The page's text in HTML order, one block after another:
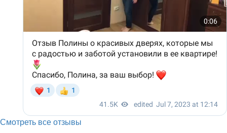
Смотреть все отзывы